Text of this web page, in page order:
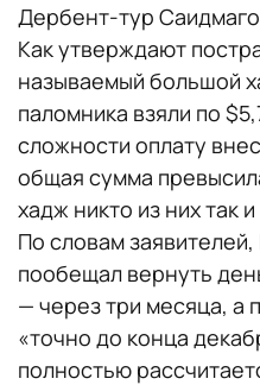
Дербент-тур
Как утверждают
называемый большой
паломника взяли по
сложности оплату
общая сумма
хадж никто из них так
По словам
пообещал вернуть
— через три месяца, а
«точно до конца
полностью